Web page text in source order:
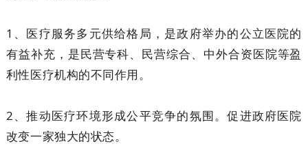
1、医疗服务多元供给格局，是政府举办的公立医院的
有益补充，是民营专科、民营综合、中外合资医院等盈
利性医疗机构的不同作用。
2、推动医疗环境形成公平竞争的氛围。促进政府医院
改变一家独大的状态。